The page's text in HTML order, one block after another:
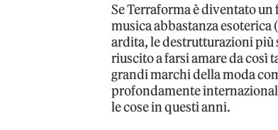
Se Terraforma è diventato
musica abbastanza
ardita, le destrutturazioni
riuscito a farsi amare da così
grandi marchi della moda
profondamente
le cose in questi anni.